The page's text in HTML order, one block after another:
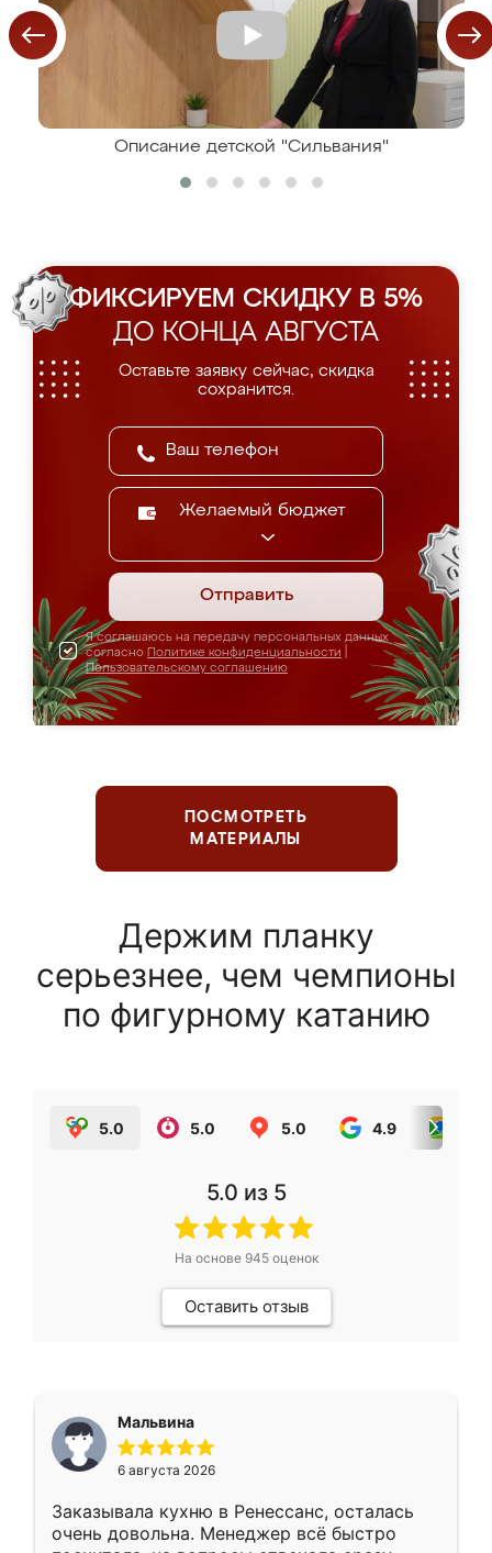
Описание детской "Сильвания"
ФИКСИРУЕМ СКИДКУ В 5%
ДО КОНЦА АВГУСТА
Оставьте заявку сейчас, скидка
сохранится.
Желаемый бюджет
Отправить
Я соглашаюсь на передачу персональных данных
согласно Политике конфиденциальности
Пользовательскому соглашению
ПОСМОТРЕТЬ
МАТЕРИАЛЫ
Держим планку
серьезнее, чем чемпионы
по фигурному катанию
5.0 5.0 5.0 4.9
5.0 из 5
На основе 945оценок
Оставить отзыв
Мальвина
6 августа 2026
Заказывала кухню в Ренессанс, осталась
очень довольна. Менеджер всё быстро